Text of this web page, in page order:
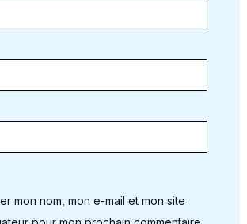
mon nom, mon e-mail et mon site